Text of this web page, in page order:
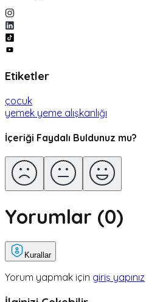
Etiketler
çocuk
yemek yeme alışkanlığı
İçeriği Faydalı Buldunuz mu?
Yorumlar (0)
Kurallar
Yorum yapmak için giriş yapınız